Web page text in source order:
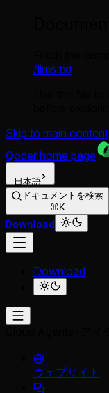
/llms.txt
Skip to main content
Qoder home page
日本語
ドキュメントを検索
⌘K
Download
Download
ウェブサイト